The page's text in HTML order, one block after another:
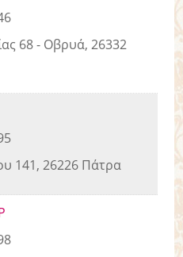
68 - Οβρυά, 26332
141, 26226 Πάτρα